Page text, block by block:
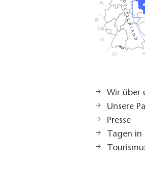
Wir über
Unsere
Presse
Tagen in